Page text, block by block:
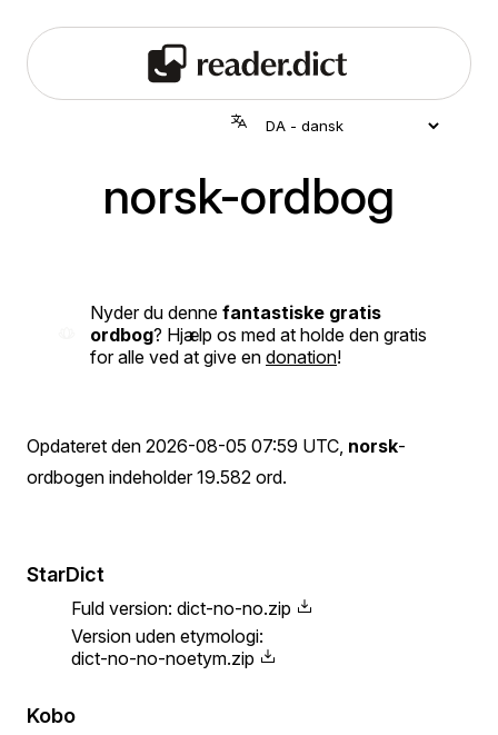
norsk-ordbog
Nyder du denne fantastiske gratis
ordbog? Hjælp os med at holde den gratis
for alle ved at give en donation!
Opdateret den 2026-08-05 07:59 UTC norsk-
ordbogen indeholder 19.582 ord.
StarDict
Fuld version: dict-no-no.zip
Version uden etymologi:
dict-no-no-noetym.zip
Kobo